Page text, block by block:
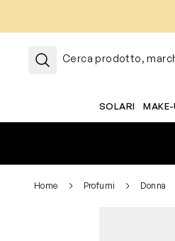
Cerca prodotto,
SOLARI MAKE-
Home Profumi Donna